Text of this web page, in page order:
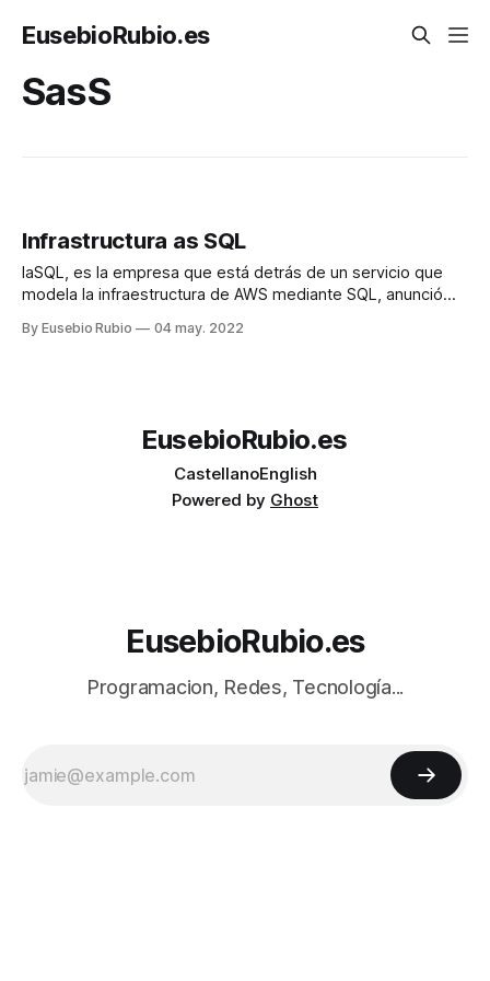
EusebioRubio.es
SasS
Infrastructura as SQL
IaSQL, es la empresa que está detrás de un servicio que
modela la infraestructura de AWS mediante SQL, anunció
abierto y como SaaS. La idea de este servicio es mejorar la
By Eusebio Rubio 04 may. 2022
EusebioRubio.es
CastellanoEnglish
Powered by Ghost
EusebioRubio.es
Programacion, Redes, Tecnología...